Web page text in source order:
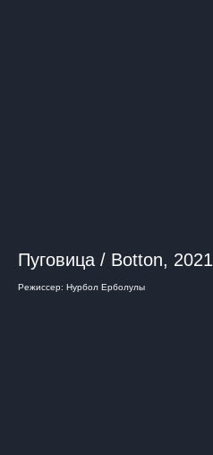
Пуговица / Botton, 2021
Режиссер: Нурбол Ерболулы